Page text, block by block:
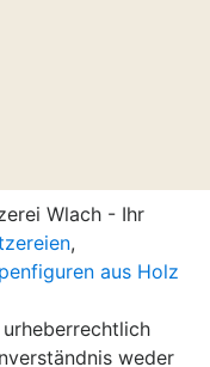
Wlach - Ihr
,
aus Holz
weder